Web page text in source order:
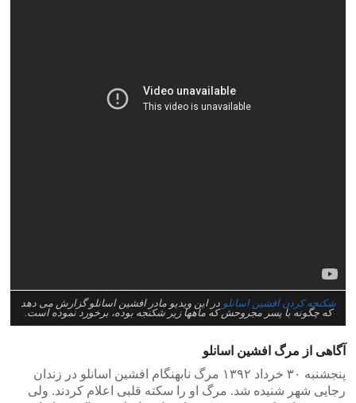
شکنجه کردن افشین اسانلو در این ویدیو مادر افشین اسانلو گزارش می دهد
که چگونه با پسر مجروحش که ماهها زیر شکنجه بوده، برخورد نموده است.
آگاهی از مرگ افشین اسانلو
پنجشنبه ۳۰ خرداد ۱۳۹۲ مرگ نابهنگام افشین اسانلو در زندان
رجایی شهر شنیده شد. مرگ او را سکته قلبی اعلام کردند. ولی